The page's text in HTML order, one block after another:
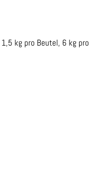
kg pro Beutel, 6 kg pro